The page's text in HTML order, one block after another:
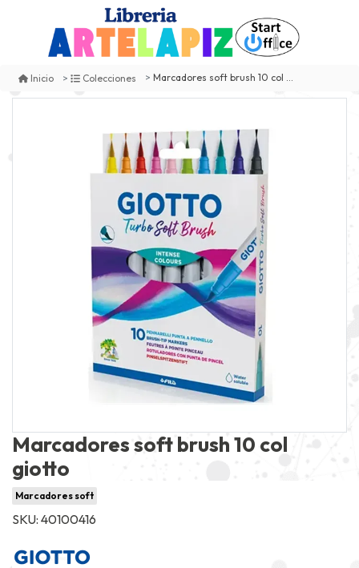
Inicio Colecciones Marcadores soft brush 10 col giotto
Marcadores soft brush 10 col
giotto
Marcadores soft
SKU: 40100416